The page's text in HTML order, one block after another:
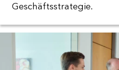
Geschäftsstrategie.